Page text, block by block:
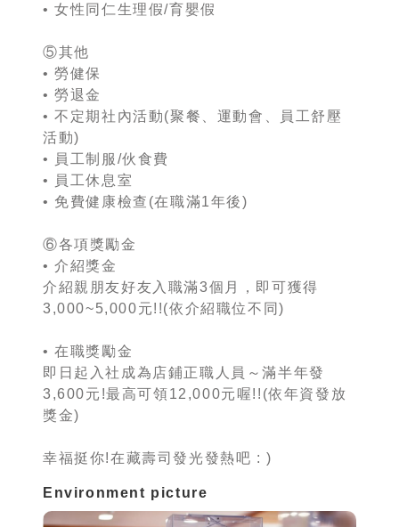
• 女性同仁生理假/育嬰假
⑤其他
• 勞健保
• 勞退金
• 不定期社內活動(聚餐、運動會、員工舒壓
活動)
• 員工制服/伙食費
• 員工休息室
• 免費健康檢查(在職滿1年後)
⑥各項獎勵金
• 介紹獎金
介紹親朋友好友入職滿3個月，即可獲得
3,000~5,000元!!(依介紹職位不同)
• 在職獎勵金
即日起入社成為店鋪正職人員～滿半年發
3,600元!最高可領12,000元喔!!(依年資發放
獎金)
幸福挺你!在藏壽司發光發熱吧 : )
Environment picture